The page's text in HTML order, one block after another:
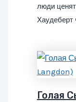
люди
Хаудеберт
Голая